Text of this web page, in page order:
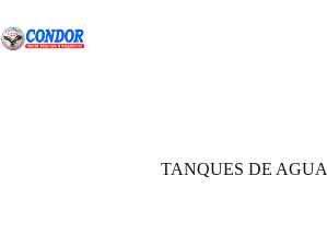
al
contenido
TANQUES DE AGUA